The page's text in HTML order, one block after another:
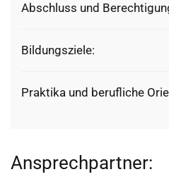
Abschluss und
Bildungsziele:
Praktika und berufliche
Ansprechpartner: